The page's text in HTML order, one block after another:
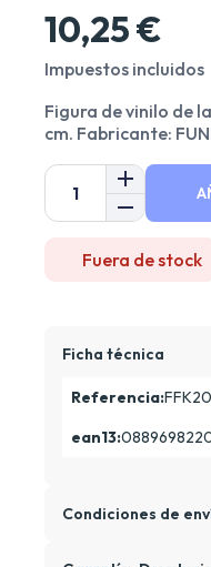
10,25 €
Impuestos incluidos
Figura de vinilo de
cm. Fabricante:
Fuera de stock
Ficha técnica
Referencia:
ean13:
Condiciones de